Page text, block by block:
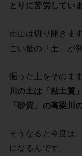
とりに苦労してい
南山は切り開きま
ごい量の「土」が
掘った土をそのま
川の土は「粘土質
「砂質」の高梁川
そうなると今度は
になるんです。